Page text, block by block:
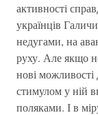
активності
українців
недугами, на
руху. Але якщо
нові можливості
стимулом у ній
поляками. І в